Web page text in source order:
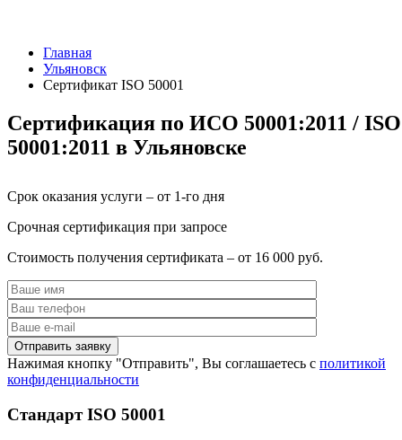
Главная
Ульяновск
Сертификат ISO 50001
Сертификация по ИСО 50001:2011 / ISO
50001:2011 в Ульяновске
Срок оказания услуги – от 1-го дня
Срочная сертификация при запросе
Стоимость получения сертификата – от 16 000 руб.
Нажимая кнопку "Отправить", Вы соглашаетесь с политикой
конфиденциальности
Стандарт ISO 50001